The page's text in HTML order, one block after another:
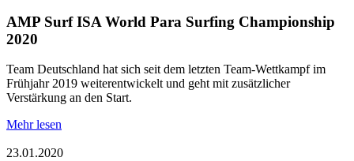
AMP Surf ISA World Para Surfing Championship
2020
Team Deutschland hat sich seit dem letzten Team-Wettkampf im
Frühjahr 2019 weiterentwickelt und geht mit zusätzlicher
Verstärkung an den Start.
Mehr lesen
23.01.2020